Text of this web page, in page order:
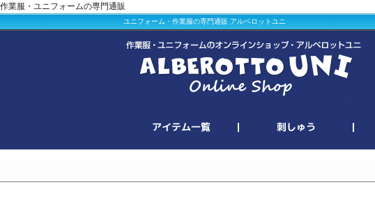
作業服・ユニフォームの専門通販
ユニフォーム・作業服の専門通販 アルベロットユニ